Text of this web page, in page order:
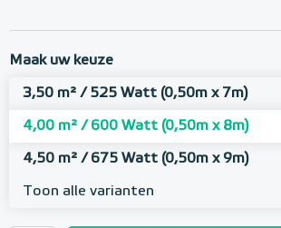
Maak uw keuze
3,50 m² / 525 Watt (0,50m x 7m)
4,00 m² / 600 Watt (0,50m x 8m)
4,50 m² / 675 Watt (0,50m x 9m)
Toon alle varianten